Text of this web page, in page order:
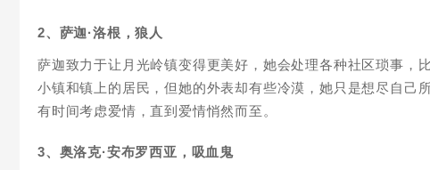
2、萨迦·洛根，狼人
萨迦致力于让月光岭镇变得更美好，她会处理各种社区琐事，
小镇和镇上的居民，但她的外表却有些冷漠，她只是想尽自己
有时间考虑爱情，直到爱情悄然而至。
3、奥洛克·安布罗西亚，吸血鬼